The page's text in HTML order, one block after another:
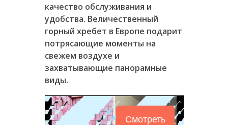
качество обслуживания и
удобства. Величественный
горный хребет в Европе подарит
потрясающие моменты на
свежем воздухе и
захватывающие панорамные
виды.
Смотреть